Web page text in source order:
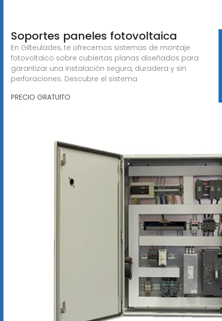
Soportes paneles fotovoltaica
En Gilteulades, te ofrecemos sistemas de montaje
fotovoltaico sobre cubiertas planas diseñados para
garantizar una instalación segura, duradera y sin
perforaciones. Descubre el sistema
PRECIO GRATUITO